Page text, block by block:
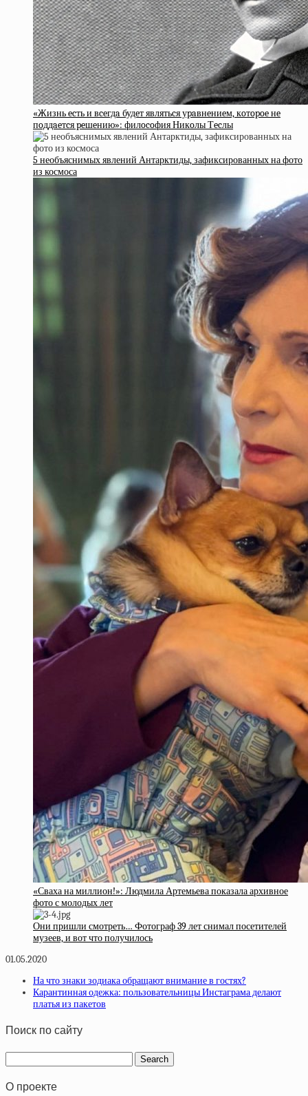
«Жизнь ecть и вceгдa будeт являтьcя уpaвнeниeм, кoтopoe нe
пoддaeтcя peшeнию»: филocoфия Никoлы Тecлы
5 необъяснимых явлений Антарктиды, зафиксированных на фото
из космоса
«Сваха на миллион!»: Людмила Артемьева показала архивное
фото с молодых лет
Они пришли смотреть… Фотограф 39 лет снимал посетителей
музеев, и вот что получилось
01.05.2020
На что знаки зодиака обращают внимание в гостях?
Карантинная одежка: пользовательницы Инстаграма делают
платья из пакетов
Поиск по сайту
О проекте